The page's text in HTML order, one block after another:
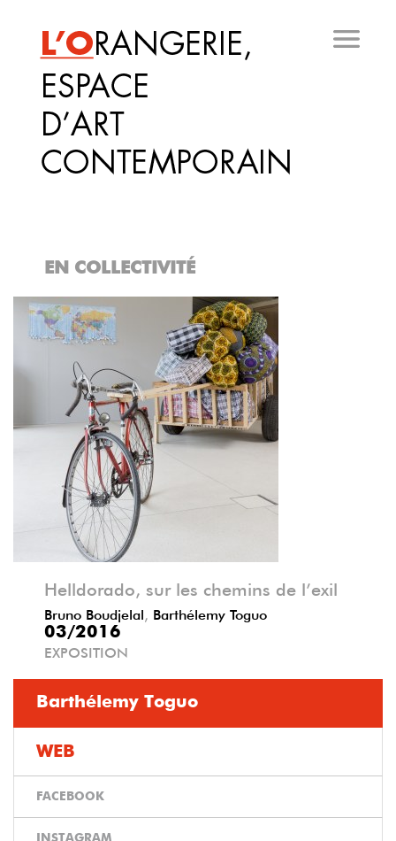
principal
EN COLLECTIVITÉ
Helldorado, sur les chemins de l’exil
Bruno Boudjelal Barthélemy Toguo
03/2016
EXPOSITION
Barthélemy Toguo
WEB
FACEBOOK
INSTAGRAM